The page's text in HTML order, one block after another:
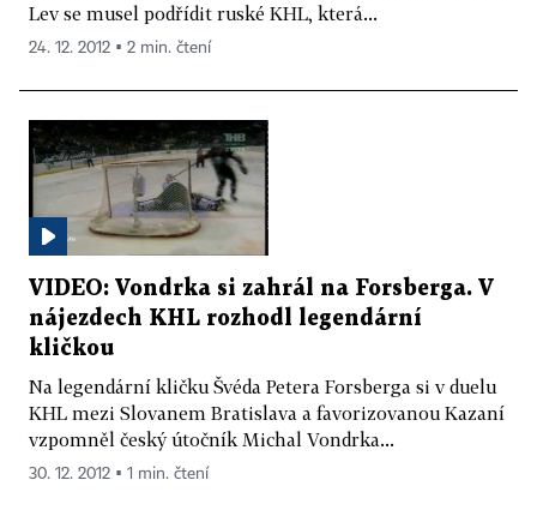
Lev se musel podřídit ruské KHL, která...
24. 12. 2012 ▪ 2 min. čtení
VIDEO: Vondrka si zahrál na Forsberga. V
nájezdech KHL rozhodl legendární
kličkou
Na legendární kličku Švéda Petera Forsberga si v duelu
KHL mezi Slovanem Bratislava a favorizovanou Kazaní
vzpomněl český útočník Michal Vondrka...
30. 12. 2012 ▪ 1 min. čtení